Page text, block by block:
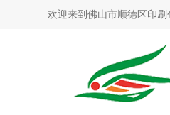
欢迎来到佛山市顺德区印